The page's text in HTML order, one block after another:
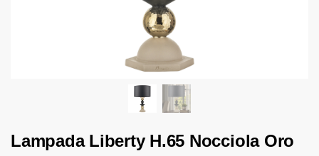
Lampada Liberty H.65 Nocciola Oro